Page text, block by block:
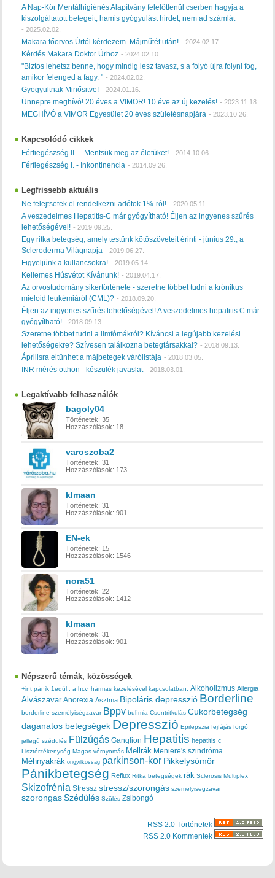
A Nap-Kör Mentálhigiénés Alapítvány felelőtlenül cserben hagyja a
kiszolgáltatott betegeit, hamis gyógyulást hirdet, nem ad számlát
- 2025.02.02.
Makara főorvos Úrtól kérdezem. Májműtét után! - 2024.02.17.
Kérdés Makara Doktor Úrhoz - 2024.02.10.
"Biztos lehetsz benne, hogy mindig lesz tavasz, s a folyó újra folyni fog,
amikor felenged a fagy. " - 2024.02.02.
Gyogyultnak Minősitve! - 2024.01.16.
Ünnepre meghívó! 20 éves a VIMOR! 10 éve az új kezelés! - 2023.11.18.
MEGHÍVÓ a VIMOR Egyesület 20 éves születésnapjára - 2023.10.26.
Kapcsolódó cikkek
Férfiegészség II. – Mentsük meg az életüket! - 2014.10.06.
Férfiegészség I. - Inkontinencia - 2014.09.26.
Legfrissebb aktuális
Ne felejtsetek el rendelkezni adótok 1%-ról! - 2020.05.11.
A veszedelmes Hepatitis-C már gyógyítható! Éljen az ingyenes szűrés
lehetőségével! - 2019.09.25.
Egy ritka betegség, amely testünk kötőszöveteit érinti - június 29., a
Scleroderma Világnapja - 2019.06.27.
Figyeljünk a kullancsokra! - 2019.05.14.
Kellemes Húsvétot Kívánunk! - 2019.04.17.
Az orvostudomány sikertörténete - szeretne többet tudni a krónikus
mieloid leukémiáról (CML)? - 2018.09.20.
Éljen az ingyenes szűrés lehetőségével! A veszedelmes hepatitis C már
gyógyítható!- 2018.09.13.
Szeretne többet tudni a limfómákról? Kíváncsi a legújabb kezelési
lehetőségekre? Szívesen találkozna betegtársakkal? - 2018.09.13.
Áprilisra eltűnhet a májbetegek várólistája - 2018.03.05.
INR mérés otthon - készülék javaslat - 2018.03.01.
Legaktívabb felhasználók
bagoly04
Történetek: 35
Hozzászólások: 18
varoszoba2
Történetek: 31
Hozzászólások: 173
klmaan
Történetek: 31
Hozzászólások: 901
EN-ek
Történetek: 15
Hozzászólások: 1546
nora51
Történetek: 22
Hozzászólások: 1412
klmaan
Történetek: 31
Hozzászólások: 901
Népszerű témák, közösségek
+int pánik 1edül.. a hcv. hármas kezelésével kapcsolatban. Alkoholizmus Allergia
Alvászavar Anorexia Asztma Bipoláris depresszió Borderline
borderline személyiségzavar Bppv bulímia Csontritkulás Cukorbetegség
daganatos betegségek Depresszió Epilepszia fejfájás forgó
jellegű szédülés Fülzúgás Ganglion Hepatitis hepatitis c
Lisztérzékenység Magas vérnyomás Mellrák Meniere's szindróma
Méhnyakrák ongyilkossag parkinson-kor Pikkelysömör
Pánikbetegség Reflux Ritka betegségek rák Sclerosis Multiplex
Skizofrénia Stressz stressz/szorongás szemelyisegzavar
szorongas Szédülés Szülés Zsibongó
RSS 2.0 Történetek
RSS 2.0 Kommentek